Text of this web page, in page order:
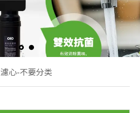
濾心-不要分类